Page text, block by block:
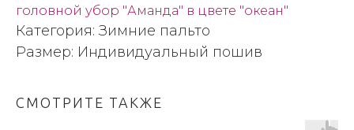
головной убор "Аманда" в цвете "океан"
Категория: Зимние пальто
Размер: Индивидуальный пошив
СМОТРИТЕ ТАКЖЕ